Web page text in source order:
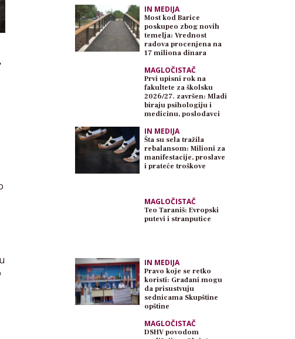
IN MEDIJA
Most kod Barice
poskupeo zbog novih
temelja: Vrednost
radova procenjena na
17 miliona dinara
MAGLOČISTAČ
Prvi upisni rok na
fakultete za školsku
2026/27. završen: Mladi
biraju psihologiju i
medicinu, poslodavci
IN MEDIJA
Šta su sela tražila
rebalansom: Milioni za
manifestacije, proslave
i prateće troškove
MAGLOČISTAČ
Teo Taraniš: Evropski
putevi i stranputice
IN MEDIJA
Pravo koje se retko
koristi: Građani mogu
da prisustvuju
sednicama Skupštine
opštine
MAGLOČISTAČ
DSHV povodom